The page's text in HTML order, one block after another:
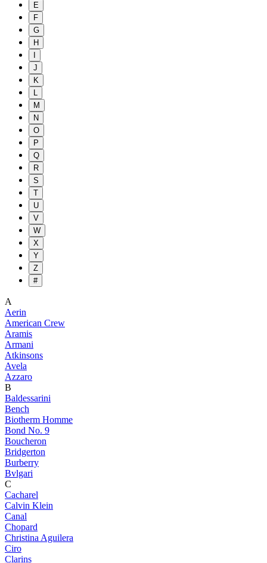
E
F
G
H
J
K
L
M
N
O
P
Q
R
S
T
U
V
W
X
Y
Z
#
A
Aerin
American Crew
Aramis
Armani
Atkinsons
Avela
Azzaro
B
Baldessarini
Bench
Biotherm Homme
Bond No. 9
Boucheron
Bridgerton
Burberry
Bvlgari
C
Cacharel
Calvin Klein
Canal
Chopard
Christina Aguilera
Ciro
Clarins